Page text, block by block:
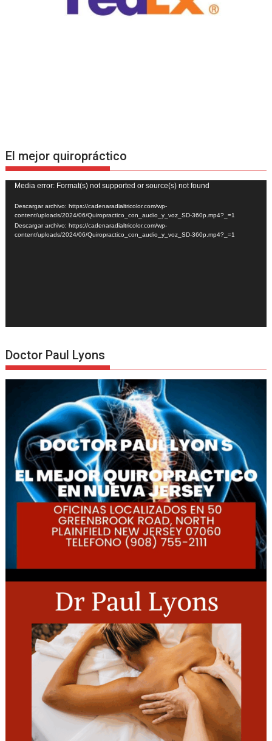
El mejor quiropráctico
Reproductor
de
vídeo
Media error: Format(s) not supported or source(s) not found
Descargar archivo: https://cadenaradialtricolor.com/wp-
content/uploads/2024/06/Quiropractico_con_audio_y_voz_SD-360p.mp4?_=1
Descargar archivo: https://cadenaradialtricolor.com/wp-
content/uploads/2024/06/Quiropractico_con_audio_y_voz_SD-360p.mp4?_=1
Doctor Paul Lyons